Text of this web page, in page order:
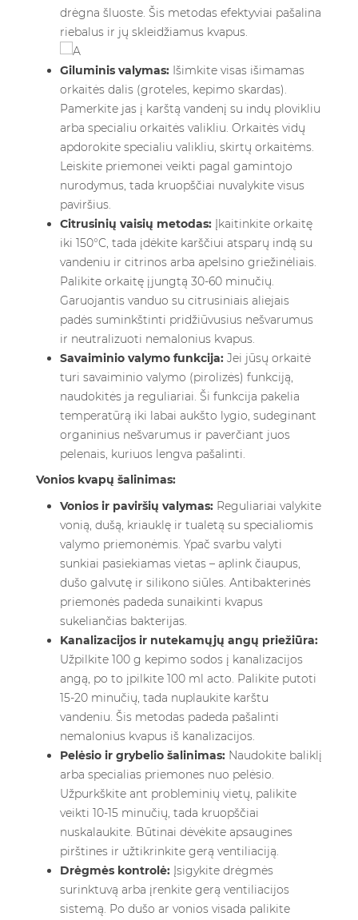
drėgna šluoste. Šis metodas efektyviai pašalina
riebalus ir jų skleidžiamus kvapus.
Giluminis valymas: Išimkite visas išimamas
orkaitės dalis (groteles, kepimo skardas).
Pamerkite jas į karštą vandenį su indų plovikliu
arba specialiu orkaitės valikliu. Orkaitės vidų
apdorokite specialiu valikliu, skirtų orkaitėms.
Leiskite priemonei veikti pagal gamintojo
nurodymus, tada kruopščiai nuvalykite visus
paviršius.
Citrusinių vaisių metodas: Įkaitinkite orkaitę
iki 150°C, tada įdėkite karščiui atsparų indą su
vandeniu ir citrinos arba apelsino griežinėliais.
Palikite orkaitę įjungtą 30-60 minučių.
Garuojantis vanduo su citrusiniais aliejais
padės suminkštinti pridžiūvusius nešvarumus
ir neutralizuoti nemalonius kvapus.
Savaiminio valymo funkcija: Jei jūsų orkaitė
turi savaiminio valymo (pirolizės) funkciją,
naudokitės ja reguliariai. Ši funkcija pakelia
temperatūrą iki labai aukšto lygio, sudeginant
organinius nešvarumus ir paverčiant juos
pelenais, kuriuos lengva pašalinti.
Vonios kvapų šalinimas:
Vonios ir paviršių valymas: Reguliariai valykite
vonią, dušą, kriauklę ir tualetą su specialiomis
valymo priemonėmis. Ypač svarbu valyti
sunkiai pasiekiamas vietas – aplink čiaupus,
dušo galvutę ir silikono siūles. Antibakterinės
priemonės padeda sunaikinti kvapus
sukeliančias bakterijas.
Kanalizacijos ir nutekamųjų angų priežiūra:
Užpilkite 100 g kepimo sodos į kanalizacijos
angą, po to įpilkite 100 ml acto. Palikite putoti
15-20 minučių, tada nuplaukite karštu
vandeniu. Šis metodas padeda pašalinti
nemalonius kvapus iš kanalizacijos.
Pelėsio ir grybelio šalinimas: Naudokite baliklį
arba specialias priemones nuo pelėsio.
Užpurkškite ant probleminių vietų, palikite
veikti 10-15 minučių, tada kruopščiai
nuskalaukite. Būtinai dėvėkite apsaugines
pirštines ir užtikrinkite gerą ventiliaciją.
Drėgmės kontrolė: Įsigykite drėgmės
surinktuvą arba įrenkite gerą ventiliacijos
sistemą. Po dušo ar vonios visada palikite